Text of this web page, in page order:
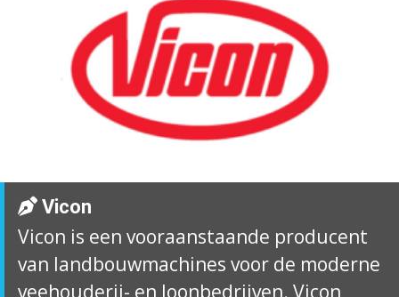
Vicon
Vicon is een vooraanstaande producent
van landbouwmachines voor de moderne
veehouderij- en loonbedrijven. Vicon